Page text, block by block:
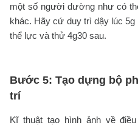
một số người dường như có
khác. Hãy cứ duy trì dậy lúc 5g
thể lực và thử 4g30 sau.
Bước 5: Tạo dựng bộ
trí
Kĩ thuật tạo hình ảnh về